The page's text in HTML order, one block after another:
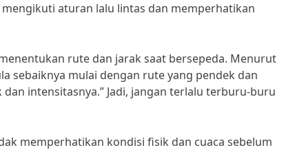
aturan lalu lintas dan memperhatikan
rute dan jarak saat bersepeda. Menurut
sebaiknya mulai dengan rute yang pendek dan
intensitasnya.” Jadi, jangan terlalu terburu-buru
memperhatikan kondisi fisik dan cuaca sebelum